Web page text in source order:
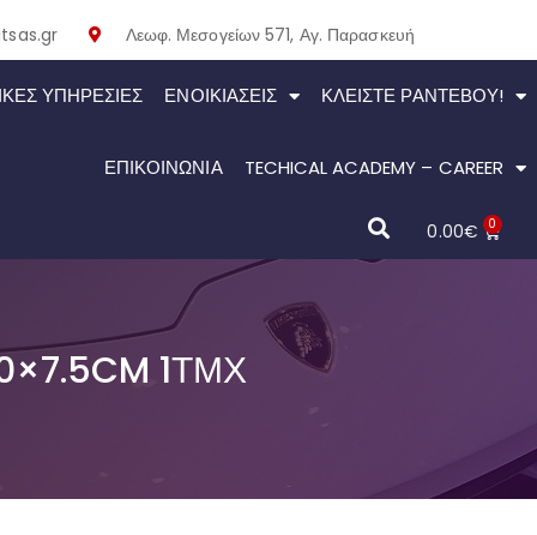
Λεωφ. Μεσογείων 571, Αγ. Παρασκευή
ΥΠΗΡΕΣΙΕΣ ΕΝΟΙΚΙΆΣΕΙΣ ΚΛΕΊΣΤΕ ΡΑΝΤΕΒΟΎ!
ΕΠΙΚΟΙΝΩΝΙΑ TECHICAL ACADEMY – CAREER
0.00€ 0
1ΤΜΧ